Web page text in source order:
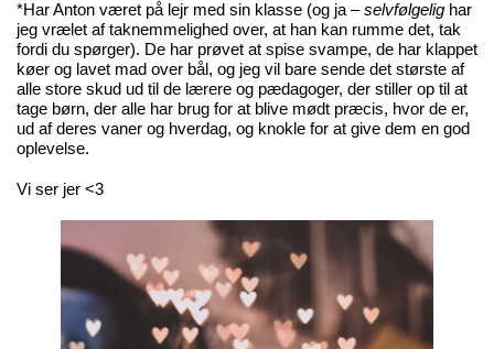
*Har Anton været på lejr med sin klasse (og ja –selvfølgelighar
jeg vrælet af taknemmelighed over, at han kan rumme det, tak
fordi du spørger). De har prøvet at spise svampe, de har klappet
køer og lavet mad over bål, og jeg vil bare sende det største af
alle store skud ud til de lærere og pædagoger, der stiller op til at
tage børn, der alle har brug for at blive mødt præcis, hvor de er,
ud af deres vaner og hverdag, og knokle for at give dem en god
oplevelse.
Vi ser jer <3